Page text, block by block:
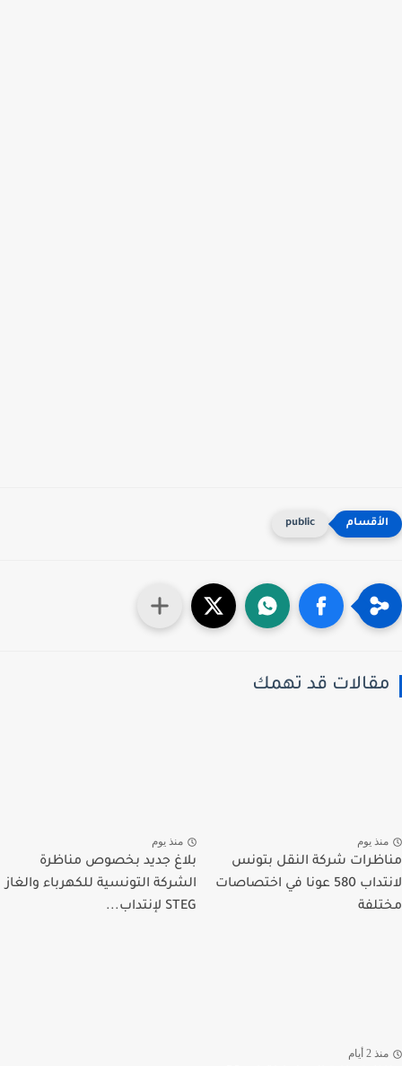
public
قد تهمك
يوم
شركة النقل بتونس
لانتداب 580 عونا في اختصاصات
منذ يوم
بلاغ جديد بخصوص مناظرة
الشركة التونسية للكهرباء والغاز
STEG لإنتداب...
2 أيام